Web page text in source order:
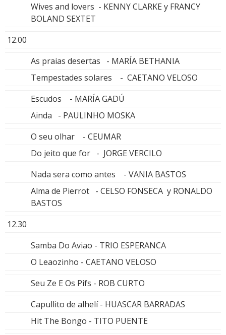
Wives and lovers - KENNY CLARKE y FRANCY
BOLAND SEXTET
12.00
As praias desertas - MARÍA BETHANIA
Tempestades solares - CAETANO VELOSO
Escudos - MARÍA GADÚ
Ainda - PAULINHO MOSKA
O seu olhar - CEUMAR
Do jeito que for - JORGE VERCILO
Nada sera como antes - VANIA BASTOS
Alma de Pierrot - CELSO FONSECA y RONALDO
BASTOS
12.30
Samba Do Aviao - TRIO ESPERANCA
O Leaozinho - CAETANO VELOSO
Seu Ze E Os Pifs - ROB CURTO
Capullito de alhelí - HUASCAR BARRADAS
Hit The Bongo - TITO PUENTE